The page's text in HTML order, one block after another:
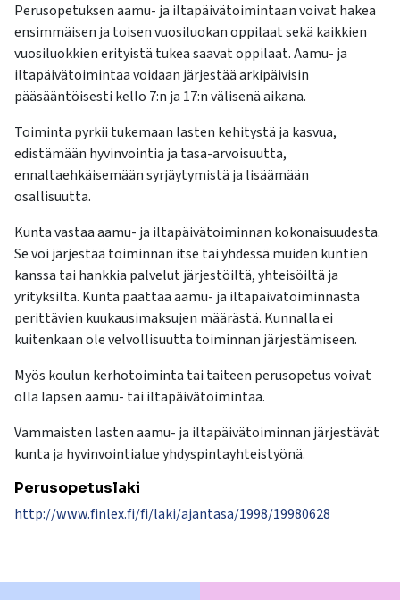
Perusopetuksen aamu- ja iltapäivätoimintaan voivat hakea
ensimmäisen ja toisen vuosiluokan oppilaat sekä kaikkien
vuosiluokkien erityistä tukea saavat oppilaat. Aamu- ja
iltapäivätoimintaa voidaan järjestää arkipäivisin
pääsääntöisesti kello 7:n ja 17:n välisenä aikana.
Toiminta pyrkii tukemaan lasten kehitystä ja kasvua,
edistämään hyvinvointia ja tasa-arvoisuutta,
ennaltaehkäisemään syrjäytymistä ja lisäämään
osallisuutta.
Kunta vastaa aamu- ja iltapäivätoiminnan kokonaisuudesta.
Se voi järjestää toiminnan itse tai yhdessä muiden kuntien
kanssa tai hankkia palvelut järjestöiltä, yhteisöiltä ja
yrityksiltä. Kunta päättää aamu- ja iltapäivätoiminnasta
perittävien kuukausimaksujen määrästä. Kunnalla ei
kuitenkaan ole velvollisuutta toiminnan järjestämiseen.
Myös koulun kerhotoiminta tai taiteen perusopetus voivat
olla lapsen aamu- tai iltapäivätoimintaa.
Vammaisten lasten aamu- ja iltapäivätoiminnan järjestävät
kunta ja hyvinvointialue yhdyspintayhteistyönä.
Perusopetuslaki
http://www.finlex.fi/fi/laki/ajantasa/1998/19980628